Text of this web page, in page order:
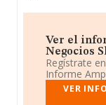
Ver el
Negocios
Regístrate
Informe
VER